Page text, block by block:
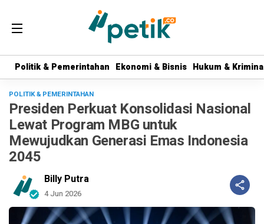
Politik & Pemerintahan Ekonomi & Bisnis Hukum &
Politik & Pemerintahan Ekonomi & Bisnis Hukum &
POLITIK & PEMERINTAHAN
Presiden Perkuat Konsolidasi Nasional
Lewat Program MBG untuk
Mewujudkan Generasi Emas Indonesia
2045
Billy Putra
4 Jun 2026